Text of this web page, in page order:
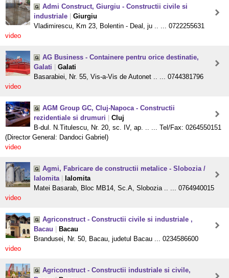
Admi Construct, Giurgiu - Constructii civile si
industriale
Giurgiu
Vladimirescu, Km 23, Bolentin - Deal, ju .. ... 0722255631
video
AG Business - Containere pentru orice destinatie,
Galati
Galati
Basarabiei, Nr. 55, Vis-a-Vis de Autonet .. ... 0744381796
video
AGM Group GC, Cluj-Napoca - Constructii
rezidentiale si drumuri
Cluj
B-dul. N.Titulescu, Nr. 20, sc. IV, ap. .. ... Tel/Fax: 0264550151
(Director General: Dandoci Gabriel)
video
Agmi, Fabricare de constructii metalice - Slobozia /
Ialomita
Ialomita
Matei Basarab, Bloc MB14, Sc.A, Slobozia .. ... 0764940015
video
Agriconstruct - Constructii civile si industriale ,
Bacau
Bacau
Brandusei, Nr. 50, Bacau, judetul Bacau ... 0234586600
video
Agriconstruct - Constructii industriale si civile,